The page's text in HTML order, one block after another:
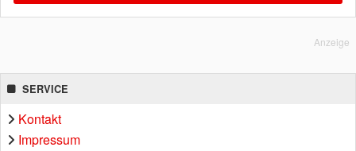
Anzeige
SERVICE
Kontakt
Impressum